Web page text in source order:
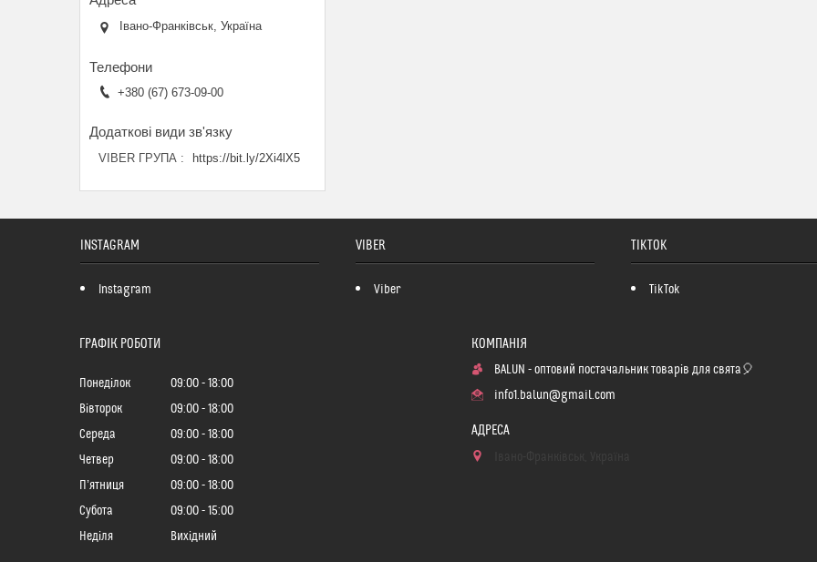
Івано-Франківськ, Україна
+380 (67) 673-09-00
VIBER ГРУПА https://bit.ly/2Xi4lX5
INSTAGRAM
Instagram
VIBER
Viber
TIKTOK
TikTok
ГРАФІК РОБОТИ
Понеділок 09:00
18:00
Вівторок
09:00
18:00
Середа
09:00
18:00
Четвер
09:00
18:00
Пʼятниця
09:00
18:00
Субота
09:00
15:00
Неділя
Вихідний
BALUN - оптовий постачальник товарів для свята🎈
info1.balun@gmail.com